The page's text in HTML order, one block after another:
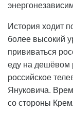
История ходит
более высокий
прививаться
еду на дешёвом
российское
Януковича.
со стороны